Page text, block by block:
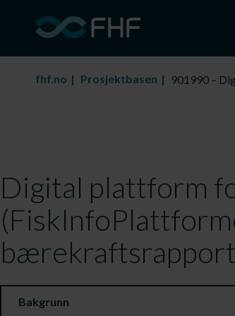
fhf.no Prosjektbasen 901990 –
Digital plattform
Bakgrunn